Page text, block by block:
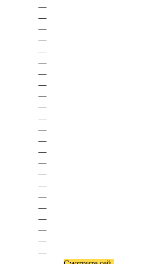
—
—
—
—
—
—
—
—
—
—
—
—
—
—
—
—
—
—
—
—
—
—
—